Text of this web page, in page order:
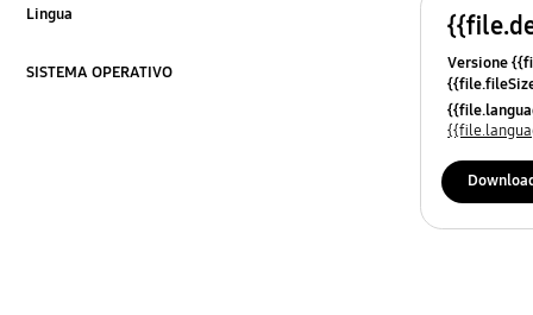
Lingua
SISTEMA OPERATIVO
Versione
Download